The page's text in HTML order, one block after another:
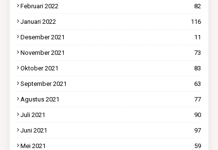
Februari 2022 82
Januari 2022 116
Desember 2021 11
November 2021 73
Oktober 2021 83
September 2021 63
Agustus 2021 77
Juli 2021 90
Juni 2021 97
Mei 2021 59